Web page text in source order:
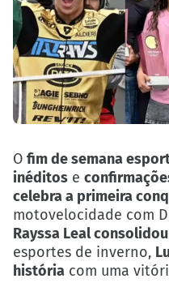
O fim de semana
inéditos e
celebra a primeira
motovelocidade com
Rayssa Leal
esportes de inverno,
história com uma